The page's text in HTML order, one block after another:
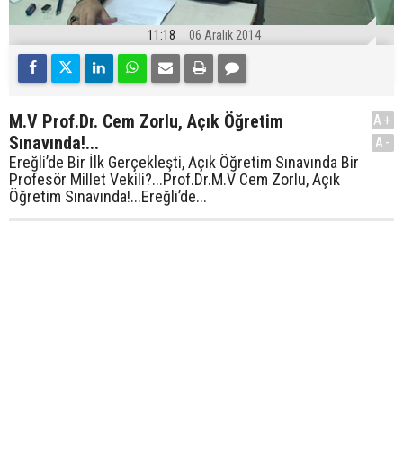
11:18 06 Aralık 2014
M.V Prof.Dr. Cem Zorlu, Açık Öğretim
Sınavında!...
Ereğli’de Bir İlk Gerçekleşti, Açık Öğretim Sınavında Bir
Profesör Millet Vekili?...Prof.Dr.M.V Cem Zorlu, Açık
Öğretim Sınavında!...Ereğli’de...
A+
A-